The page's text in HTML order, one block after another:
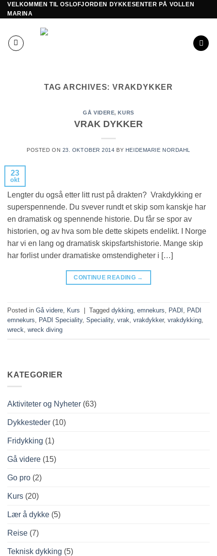
Skip
to
VELKOMMEN TIL OSLOFJORDEN DYKKESENTER PÅ VOLLEN
MARINA
TAG ARCHIVES:VRAKDYKKER
KATEGORIER
Aktiviteter og Nyheter (63)
Dykkesteder (10)
Fridykking (1)
Gå videre (15)
Go pro (2)
Kurs (20)
Lær å dykke (5)
Reise (7)
Teknisk dykking (5)
GÅ VIDERE,KURS
VRAK DYKKER
POSTED ON 23. OKTOBER 2014 BY HEIDEMARIE NORDAHL
23
okt
Lengter du også etter litt rust på drakten? Vrakdykking er
superspennende. Du svever rundt et skip som kanskje har
en dramatisk og spennende historie. Du får se spor av
historien, og av hva som ble dette skipets endelikt. I Norge
har vi en lang og dramatisk skipsfartshistorie. Mange skip
har forlist under dramatiske omstendigheter i […]
CONTINUE READING →
Posted in Gå videre Kurs Tagged dykking emnekurs PADI
PADI
emnekurs
PADI Speciality, Speciality, vrak vrakdykker, vrakdykking
wreck wreck diving